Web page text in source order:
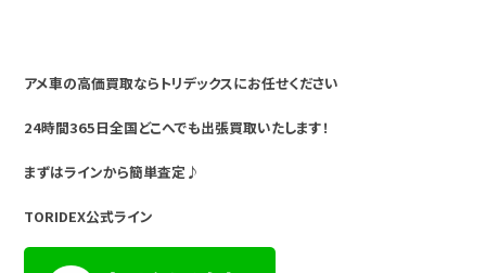
アメ車の高価買取ならトリデックスにお任せください
24時間365日全国どこへでも出張買取いたします！
まずはラインから簡単査定♪
TORIDEX公式ライン